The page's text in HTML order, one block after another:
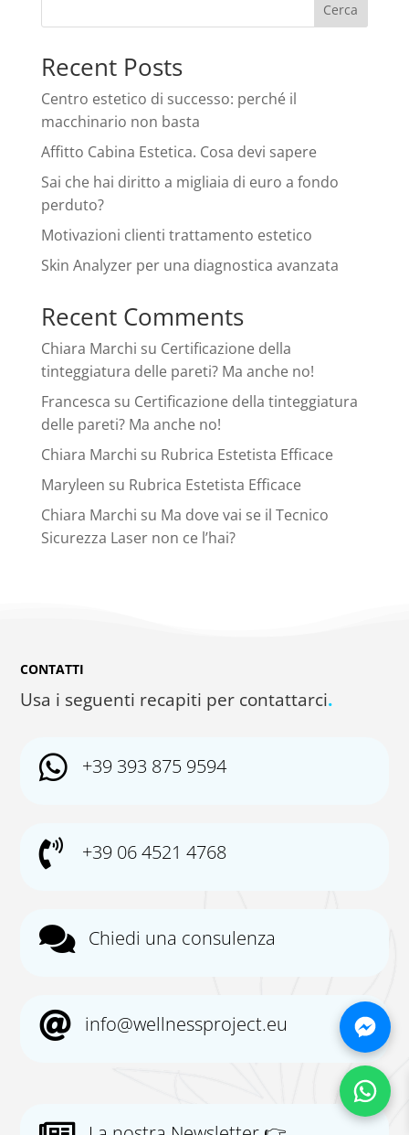
Cerca
Recent Posts
Centro estetico di successo: perché il
macchinario non basta
Affitto Cabina Estetica. Cosa devi sapere
Sai che hai diritto a migliaia di euro a fondo
perduto?
Motivazioni clienti trattamento estetico
Skin Analyzer per una diagnostica avanzata
Recent Comments
Chiara Marchi su Certificazione della
tinteggiatura delle pareti? Ma anche no!
Francesca su Certificazione della tinteggiatura
delle pareti? Ma anche no!
Chiara Marchi su Rubrica Estetista Efficace
Maryleen su Rubrica Estetista Efficace
Chiara Marchi su Ma dove vai se il Tecnico
Sicurezza Laser non ce l’hai?
CONTATTI
Usa i seguenti recapiti per contattarci.
 +39 393 875 9594
 +39 06 4521 4768
 Chiedi una consulenza
 info@wellnessproject.eu